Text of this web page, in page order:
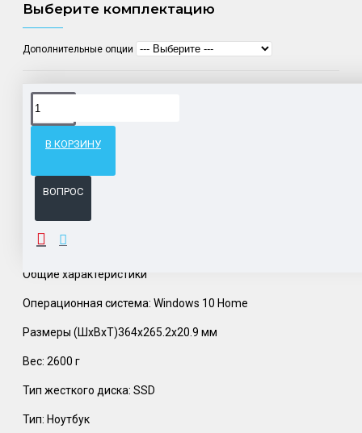
Выберите комплектацию
Дополнительные опции
В КОРЗИНУ
ВОПРОС
Доставка товара по всему Таможенному союзу.
ОПИСАНИЕ
Общие характеристики
Операционная система: Windows 10 Home
Размеры (ШхВхТ)364x265.2x20.9 мм
Вес: 2600 г
Тип жесткого диска: SSD
Тип: Ноутбук